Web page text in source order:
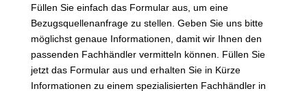
Füllen Sie einfach das Formular aus, um eine
Bezugsquellenanfrage zu stellen. Geben Sie uns bitte
möglichst genaue Informationen, damit wir Ihnen den
passenden Fachhändler vermitteln können. Füllen Sie
jetzt das Formular aus und erhalten Sie in Kürze
Informationen zu einem spezialisierten Fachhändler in